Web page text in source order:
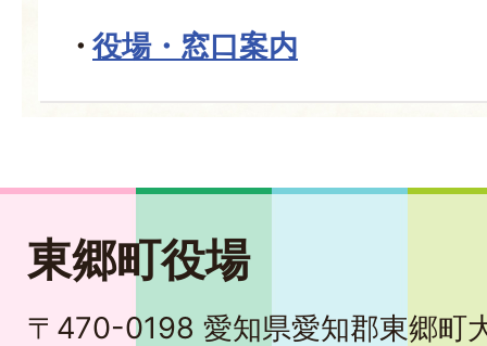
役場・窓口案内
東郷町役場
〒470-0198 愛知県愛知郡東郷町